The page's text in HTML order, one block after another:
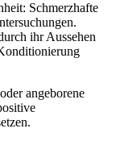
Schmerzhafte
ihr Aussehen
angeborene